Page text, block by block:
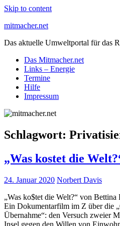
Skip to content
mitmacher.net
Das aktuelle Umweltportal für das
Das Mitmacher.net
Links – Energie
Termine
Hilfe
Impressum
Schlagwort:
„Was kostet die
24. Januar 2020 Norbert Davis
„Was ko$tet die Welt?“ von
Ein Dokumentarfilm im Z über die
Übernahme“: den Versuch zweier
Insel gegen den Willen von